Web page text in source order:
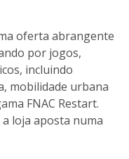
oferta abrangente
por jogos,
incluindo
mobilidade urbana
FNAC Restart.
loja aposta numa